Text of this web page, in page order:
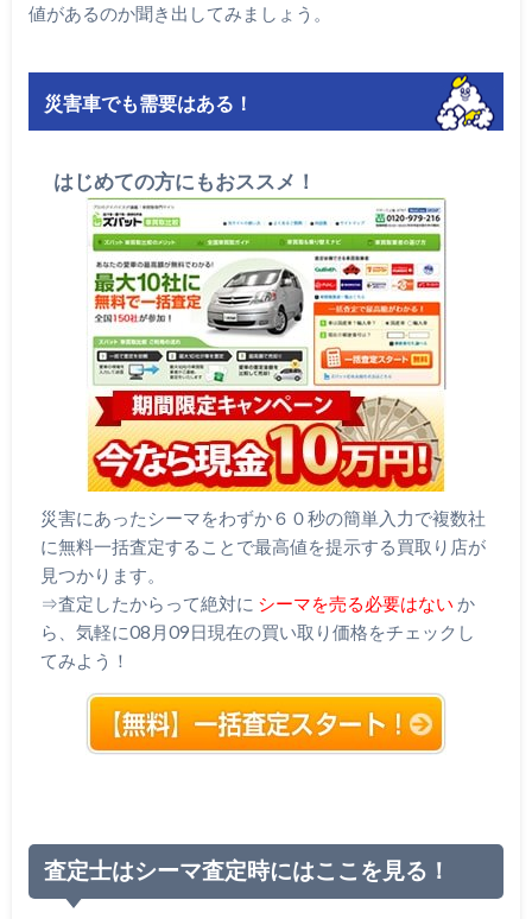
値があるのか聞き出してみましょう。
災害車でも需要はある！
はじめての方にもおススメ！
災害にあったシーマをわずか６０秒の簡単入力で複数社
に無料一括査定することで最高値を提示する買取り店が
見つかります。
⇒査定したからって絶対に シーマを売る必要はない か
ら、気軽に08月09日現在の買い取り価格をチェックし
てみよう！
査定士はシーマ査定時にはここを見る！